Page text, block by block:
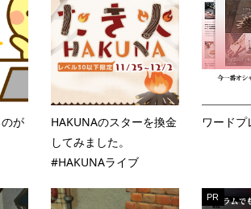
が
HAKUNAのスターを換金
してみました。
#HAKUNAライブ
ワードプ
PR